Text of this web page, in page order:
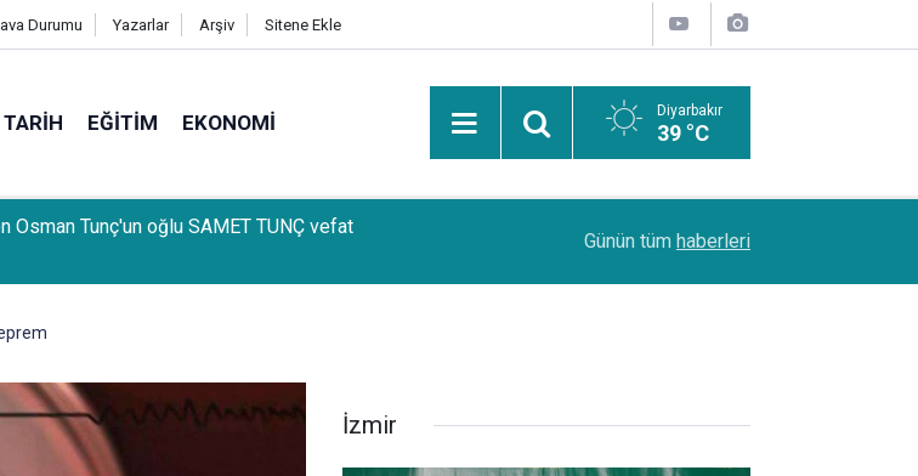
Durumu Yazarlar Arşiv Sitene Ekle
EĞITIM EKONOMI Diyarbakır
39 °C
Osman Tunç'un oğlu SAMET TUNÇ vefat
başarı sırasına göre tercih yapılmalı
Günün tüm haberleri
İzmir